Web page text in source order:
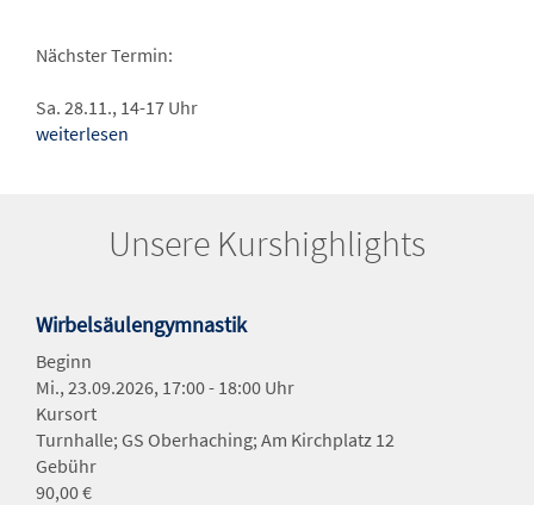
Nächster Termin:
Sa. 28.11., 14-17 Uhr
weiterlesen
Unsere Kurshighlights
Wirbelsäulengymnastik
Beginn
Mi., 23.09.2026, 17:00 - 18:00 Uhr
Kursort
Turnhalle; GS Oberhaching; Am Kirchplatz 12
Gebühr
90,00 €